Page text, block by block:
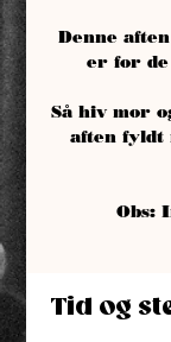
Denne
er for de
Så hiv mor
aften fyldt
Obs:
Tid og